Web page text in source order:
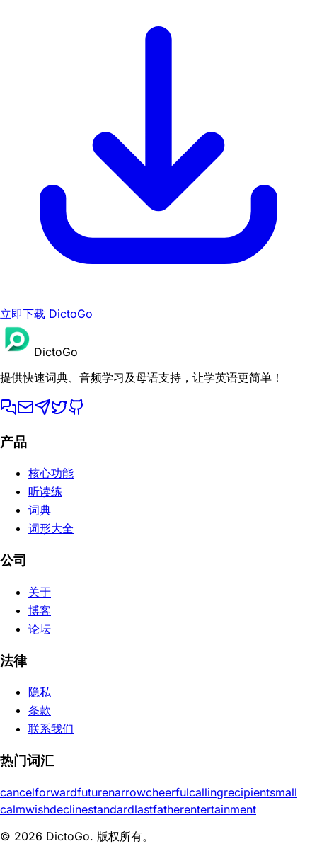
立即下载 DictoGo
DictoGo
提供快速词典、音频学习及母语支持，让学英语更简单！
产品
核心功能
听读练
词典
词形大全
公司
关于
博客
论坛
法律
隐私
条款
联系我们
热门词汇
cancelforwardfuturenarrowcheerfulcallingrecipientsmall
calmwishdeclinestandardlastfatherentertainment
© 2026 DictoGo. 版权所有。